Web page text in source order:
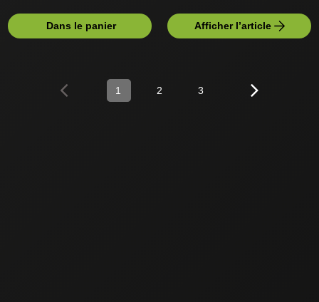
Dans le panier Afficher l’article
1 2 3